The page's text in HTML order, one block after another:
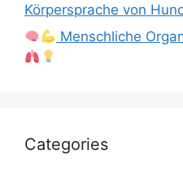
Körpersprache von
Menschliche
Categories